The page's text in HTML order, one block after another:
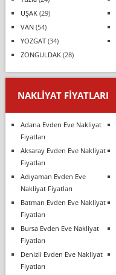
UŞAK (29)
VAN (54)
YOZGAT (34)
ZONGULDAK (28)
NAKLIYAT FIYATLARI
Adana Evden Eve Nakliyat
Fiyatları
Aksaray Evden Eve Nakliyat
Fiyatları
Adıyaman Evden Eve
Nakliyat Fiyatları
Batman Evden Eve Nakliyat
Fiyatları
Bursa Evden Eve Nakliyat
Fiyatları
Denizli Evden Eve Nakliyat
Fiyatları